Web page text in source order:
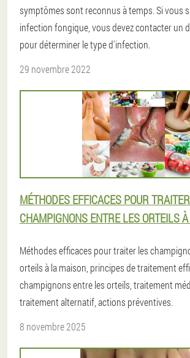
symptômes sont reconnus à temps. Si vous
infection fongique, vous devez contacter un
pour déterminer le type d'infection.
29 novembre 2022
MÉTHODES EFFICACES POUR
CHAMPIGNONS ENTRE LES ORTEILS
Méthodes efficaces pour traiter les
orteils à la maison, principes de traitement
champignons entre les orteils, traitement
traitement alternatif, actions préventives.
8 novembre 2025